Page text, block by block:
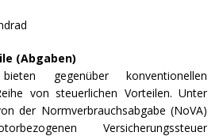
(Abgaben)
bieten gegenüber konventionellen
von steuerlichen Vorteilen. Unter
der Normverbrauchsabgabe (NoVA)
Versicherungssteuer